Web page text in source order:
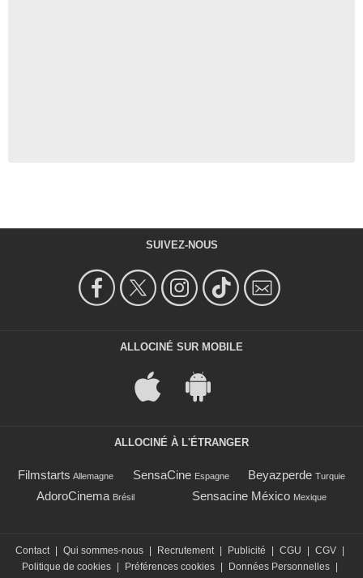
SUIVEZ-NOUS
ALLOCINÉ SUR MOBILE
ALLOCINÉ À L'ÉTRANGER
Filmstarts Allemagne SensaCine Espagne Beyazperde Turquie
AdoroCinema Brésil Sensacine México Mexique
Contact Qui sommes-nous Recrutement Publicité CGU CGV
Politique de cookies
Préférences cookies Données Personnelles